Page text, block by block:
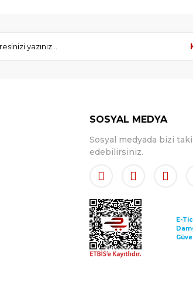
SOSYAL MEDYA
Sosyal medyada bizi
edebilirsiniz.
E-